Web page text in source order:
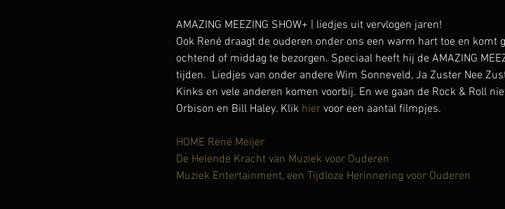
AMAZING MEEZING SHOW+ | liedjes uit vervlogen jaren!
Ook René draagt de ouderen onder ons een warm hart toe en komt
ochtend of middag te bezorgen. Speciaal heeft hij de AMAZING
tijden.  Liedjes van onder andere Wim Sonneveld, Ja Zuster Nee
Kinks en vele anderen komen voorbij. En we gaan de Rock & Roll
Orbison en Bill Haley. Klik hier voor een aantal filmpjes.
HOME René Meijer
De Helende Kracht van Muziek voor Ouderen
Muziek Entertainment, een Tijdloze Herinnering voor Ouderen